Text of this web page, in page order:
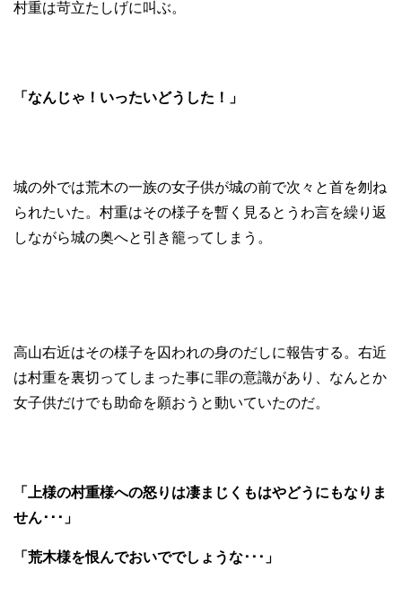
村重は苛立たしげに叫ぶ。
「なんじゃ！いったいどうした！」
城の外では荒木の一族の女子供が城の前で次々と首を刎ね
られたいた。村重はその様子を暫く見るとうわ言を繰り返
しながら城の奥へと引き籠ってしまう。
高山右近はその様子を囚われの身のだしに報告する。右近
は村重を裏切ってしまった事に罪の意識があり、なんとか
女子供だけでも助命を願おうと動いていたのだ。
「上様の村重様への怒りは凄まじくもはやどうにもなりま
せん･･･」
「荒木様を恨んでおいででしょうな･･･」